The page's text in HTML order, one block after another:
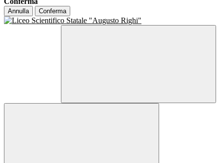
Annulla Conferma